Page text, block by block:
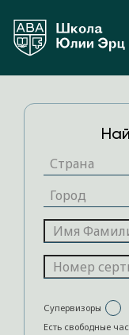
Супервизоры
Есть свободные